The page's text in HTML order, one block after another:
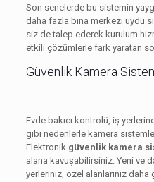
Son senelerde bu sistemin
daha fazla bina merkezi uydu
siz de talep ederek kurulum
etkili çözümlerle fark yaratan
Güvenlik Kamera
Evde bakıcı kontrolü, iş
gibi nedenlerle kamera
Elektronik güvenlik kamera
alana kavuşabilirsiniz. Yeni ve
yerleriniz, özel alanlarınız